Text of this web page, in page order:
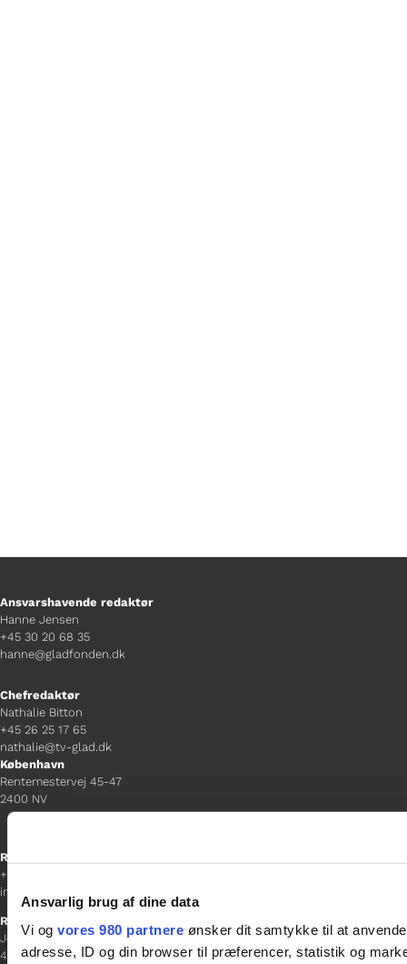
Ansvarlig brug af dine data
Vi og vores 980 partnere ønsker dit samtykke til at
adresse, ID og din browser til præferencer, statistik og
Ansvarshavende redaktør
Hanne Jensen
+45 30 20 68 35
hanne@gladfonden.dk
Chefredaktør
Nathalie Bitton
+45 26 25 17 65
nathalie@tv-glad.dk
København
Rentemestervej 45-47
2400 NV
Receptionen
+45 38 12 01 00
information@gladfonden.dk
Ringsted
Jernbanevej 8
4100 Ringsted